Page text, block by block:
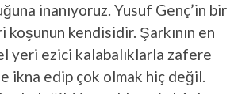
inanıyoruz. Yusuf Genç’in bir
koşunun kendisidir. Şarkının en
yeri ezici kalabalıklarla zafere
ikna edip çok olmak hiç değil.